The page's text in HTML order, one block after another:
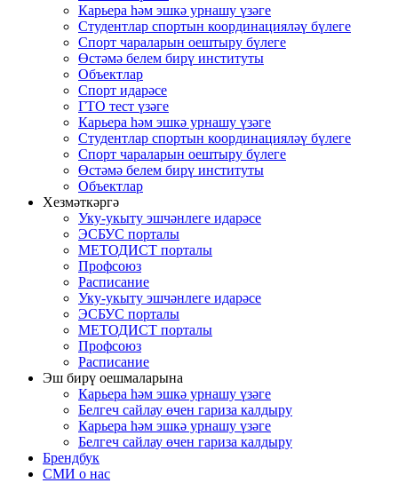
Карьера һәм эшкә урнашу үзәге
Студентлар спортын координацияләү бүлеге
Спорт чараларын оештыру бүлеге
Өстәмә белем бирү институты
Объектлар
Спорт идарәсе
ГТО тест үзәге
Карьера һәм эшкә урнашу үзәге
Студентлар спортын координацияләү бүлеге
Спорт чараларын оештыру бүлеге
Өстәмә белем бирү институты
Объектлар
Хезмәткәргә
Уку-укыту эшчәнлеге идарәсе
ЭСБУС порталы
МЕТОДИСТ порталы
Профсоюз
Расписание
Уку-укыту эшчәнлеге идарәсе
ЭСБУС порталы
МЕТОДИСТ порталы
Профсоюз
Расписание
Эш бирү оешмаларына
Карьера һәм эшкә урнашу үзәге
Белгеч сайлау өчен гариза калдыру
Карьера һәм эшкә урнашу үзәге
Белгеч сайлау өчен гариза калдыру
Брендбук
СМИ о нас